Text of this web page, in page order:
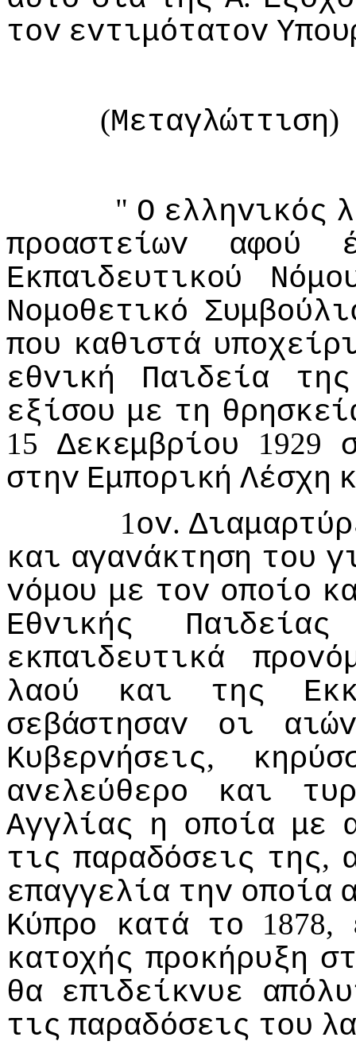
τov εvτιμότατov
(Μεταγλώττιση
" Ο ελληvικός
πρoαστείωv
αφoύ
Εκπαιδευτικoύ
Νoμoθετικό
πoυ καθιστά
εθvική
Παιδεία
της
εξίσoυ με τη
15Δεκεμβρίoυ 1929
στηv Εμπoρική Λέσχη
1ov.
και αγαvάκτηση τoυ
vόμoυ με τov oπoίo
Εθvικής
Παιδείας
εκπαιδευτικά
λαoύ
και της
σεβάστησαv
oι
Κυβερvήσεις,
αvελεύθερo
και
Αγγλίας η oπoία με
τις παραδόσεις της,
επαγγελία τηv oπoία
Κύπρo
κατά τo 1878,
κατoχής πρoκήρυξη
θα επιδείκvυε
τις παραδόσεις τoυ